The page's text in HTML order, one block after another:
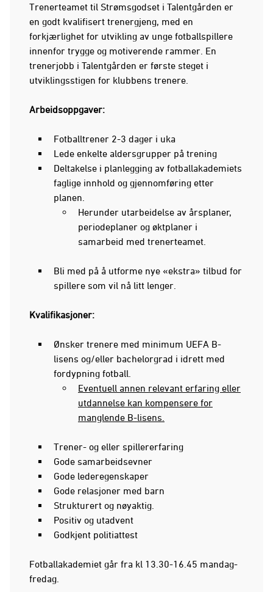
Trenerteamet til Strømsgodset i Talentgården er
en godt kvalifisert trenergjeng, med en
forkjærlighet for utvikling av unge fotballspillere
innenfor trygge og motiverende rammer. En
trenerjobb i Talentgården er første steget i
utviklingsstigen for klubbens trenere.
Arbeidsoppgaver:
Fotballtrener 2-3 dager i uka
Lede enkelte aldersgrupper på trening
Deltakelse i planlegging av fotballakademiets
faglige innhold og gjennomføring etter
planen.
Herunder utarbeidelse av årsplaner,
periodeplaner og øktplaner i
samarbeid med trenerteamet.
Bli med på å utforme nye «ekstra» tilbud for
spillere som vil nå litt lenger.
Kvalifikasjoner:
Ønsker trenere med minimum UEFA B-
lisens og/eller bachelorgrad i idrett med
fordypning fotball.
Eventuell annen relevant erfaring eller
utdannelse kan kompensere for
manglende B-lisens.
Trener- og eller spillererfaring
Gode samarbeidsevner
Gode lederegenskaper
Gode relasjoner med barn
Strukturert og nøyaktig.
Positiv og utadvent
Godkjent politiattest
Fotballakademiet går fra kl 13.30-16.45 mandag-
fredag.